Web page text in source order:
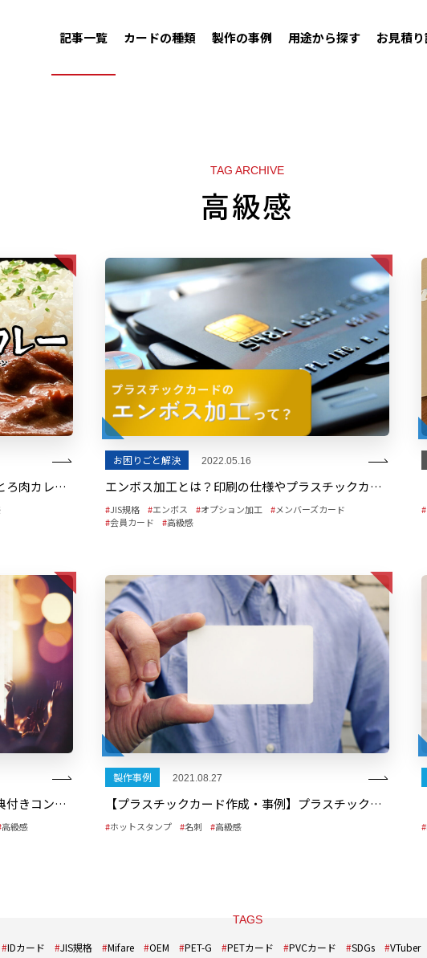
記事一覧 カードの種類 製作の事例 用途から探す お見積
TAG ARCHIVE
高級感
【プラスチックカード作成・事例】「とろ肉カレー ロリコズキッチン」様 VIPカード
お困りごと解決 2022.05.16
エンボス加工とは？印刷の仕様やプラスチックカード作成時のポイントを解説
JIS規格 エンボス オプション加工
メンバーズカード
会員カード
高級感
【プラスチックカード作成・事例】特典付きコンサートチケットのノベルティとしてのプラスチックカード
高級感
製作事例 2021.08.27
【プラスチックカード作成・事例】プラスチックカードで作るインパクトのある名刺
ホットスタンプ 名刺 高級感
TAGS
IDカード JIS規格 Mifare OEM PET-G PETカード PVCカード SDGs
VTuber